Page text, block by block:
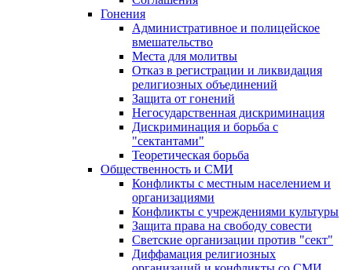
Гонения
Административное и полицейское
вмешательство
Места для молитвы
Отказ в регистрации и ликвидация
религиозных объединений
Защита от гонений
Негосударственная дискриминация
Дискриминация и борьба с
"сектантами"
Теоретическая борьба
Общественность и СМИ
Конфликты с местным населением и
организациями
Конфликты с учреждениями культуры
Защита права на свободу совести
Светские организации против "сект"
Диффамация религиозных